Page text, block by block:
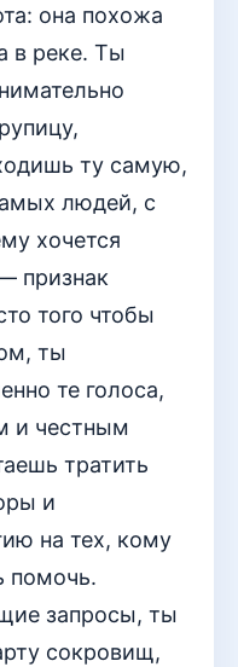
она похожа
в реке. Ты
ту самую,
людей, с
хочется
признак
того чтобы
ты
те голоса,
и честным
тратить
и
на тех, кому
помочь.
запросы, ты
сокровищ,